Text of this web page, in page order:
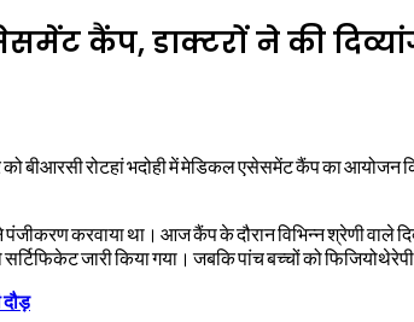
कैंप, डाक्टरों ने की
को बीआरसी रोटहां भदोही में मेडिकल एसेसमेंट कैंप का आयोजन
करवाया था। आज कैंप के दौरान विभिन्न श्रेणी वाले
सर्टिफिकेट जारी किया गया। जबकि पांच बच्चों को
दौड़